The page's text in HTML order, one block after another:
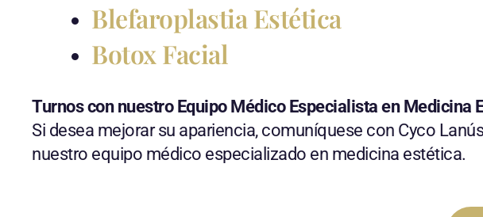
Blefaroplastia Estética
Botox Facial
Turnos con nuestro Equipo Médico Especialista en Medicina
Si desea mejorar su apariencia, comuníquese con Cyco
nuestro equipo médico especializado en medicina estética.